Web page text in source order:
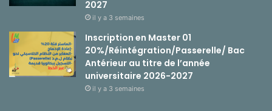
2027
il y a 3 semaines
Inscription en Master 01
20%/Réintégration/Passerelle/ Bac
Antérieur au titre de l’année
universitaire 2026-2027
il y a 3 semaines